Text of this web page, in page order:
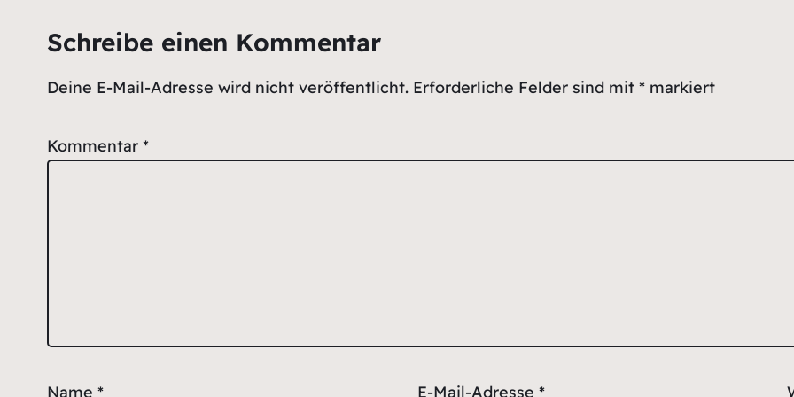
Schreibe einen Kommentar
Deine E-Mail-Adresse wird nicht veröffentlicht. Erforderliche Felder sind mit *markiert
Kommentar *
Name * E-Mail-Adresse *